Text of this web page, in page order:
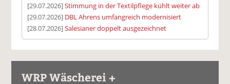
[29.07.2026]Stimmung in der Textilpflege kühlt weiter ab
[29.07.2026] DBL Ahrens umfangreich modernisiert
[28.07.2026]Salesianer doppelt ausgezeichnet
WRP Wäscherei +